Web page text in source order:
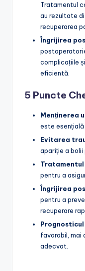
Tratamentul
au rezultate
recuperarea
Îngrijirea
complicațiile
eficientă.
5 Puncte
Menținerea
este esențială
Evitarea
apariție a bolii
pentru a
Îngrijirea
pentru a
recuperare
favorabil,
adecvat.